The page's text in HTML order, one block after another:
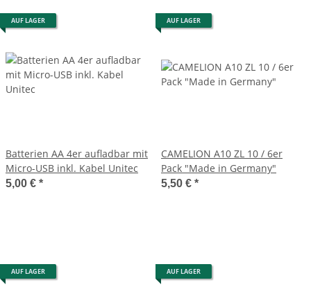
AUF LAGER
Batterien AA 4er aufladbar mit
Micro-USB inkl. Kabel Unitec
5,00 € *
AUF LAGER
CAMELION A10 ZL 10 / 6er
Pack "Made in Germany"
5,50 € *
AUF LAGER AUF LAGER